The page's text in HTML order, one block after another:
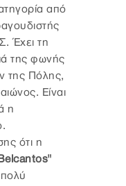
από
Έχει τη
της φωνής
της Πόλης,
Είναι
η
ότι η